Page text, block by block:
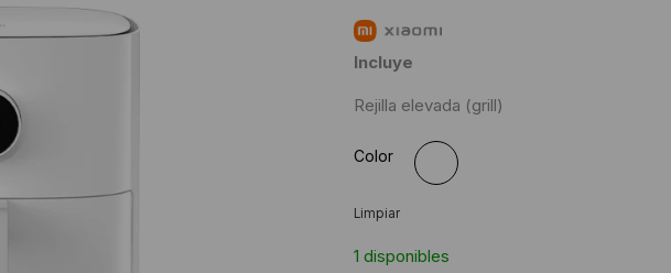
Incluye
Rejilla elevada (grill)
Color
Limpiar
1 disponibles